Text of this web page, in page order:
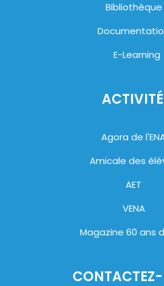
Bibliothèque
E-Learning
Agora de
Amicale des
AET
VENA
Magazine 60 ans